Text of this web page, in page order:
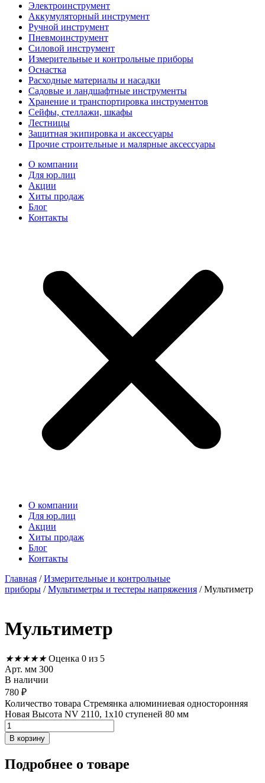
Электроинструмент
Аккумуляторный инструмент
Ручной инструмент
Пневмоинструмент
Силовой инструмент
Измерительные и контрольные приборы
Оснастка
Расходные материалы и насадки
Садовые и ландшафтные инструменты
Хранение и транспортировка инструментов
Сейфы, стеллажи, шкафы
Лестницы
Защитная экипировка и аксессуары
Прочие строительные и малярные аксессуары
О компании
Для юр.лиц
Акции
Хиты продаж
Блог
Контакты
О компании
Для юр.лиц
Акции
Хиты продаж
Блог
Контакты
Главная /Измерительные и контрольные
приборы /Мультиметры и тестеры напряжения / Мультиметр
Мультиметр
★★★★★ Оценка 0 из 5
Арт. мм 300
В наличии
780 ₽
Количество товара Стремянка алюминиевая односторонняя
Новая Высота NV 2110, 1х10 ступеней 80 мм
В корзину
Подробнее о товаре